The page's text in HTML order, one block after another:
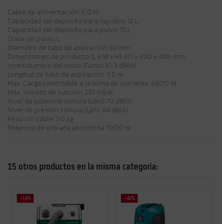
Cable de alimentación: 5,0 m
Capacidad del depósito para líquidos: 12 L
Capacidad del depósito para polvo: 15 L
Clase de polvo: L
Diámetro de tubo de aspiración: 32 mm
Dimensiones de producto (L x W x H): 371 x 390 x 495 mm
Incertidumbre del ruido (Factor K): 3 dB(A)
Longitud de tubo de aspiración: 3,5 m
Max. Carga conectable a la toma de corriente: 2600 W
Máx. sellado de succión: 210 mbar
Nivel de potencia sonora (LWA): 72 dB(A)
Nivel de presión sonora (LpA): 64 dB(A)
Peso sin cable: 7,0 kg
Potencia de entrada absorbida: 1000 W
15 otros productos en la misma categoría:
-14% -42%